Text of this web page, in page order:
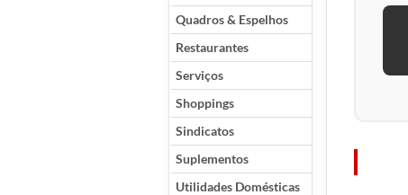
Quadros & Espelhos
Restaurantes
Serviços
Shoppings
Sindicatos
Suplementos
Utilidades Domésticas